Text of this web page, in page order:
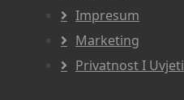
Impresum
Marketing
Privatnost I Uvjeti